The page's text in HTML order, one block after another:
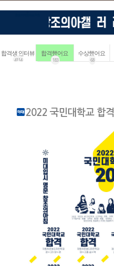
합격생 인터뷰
4114
합격했어요
183
수상했어요
68
2022 국민대학교 합격